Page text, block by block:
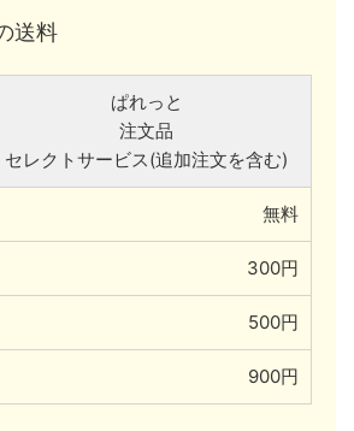
送料
ぱれっと
注文品
セレクトサービス(追加注文を含む)
無料
300円
500円
900円